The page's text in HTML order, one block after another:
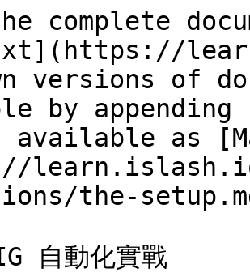
complete
versions of
by
available as
the-
自動化實戰